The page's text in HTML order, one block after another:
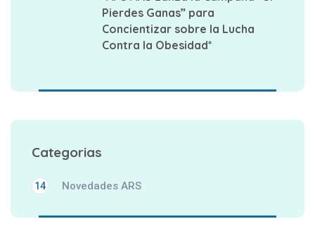
Pierdes Ganas” para
Concientizar sobre la Lucha
Contra la Obesidad*
Categorias
Novedades ARS
14